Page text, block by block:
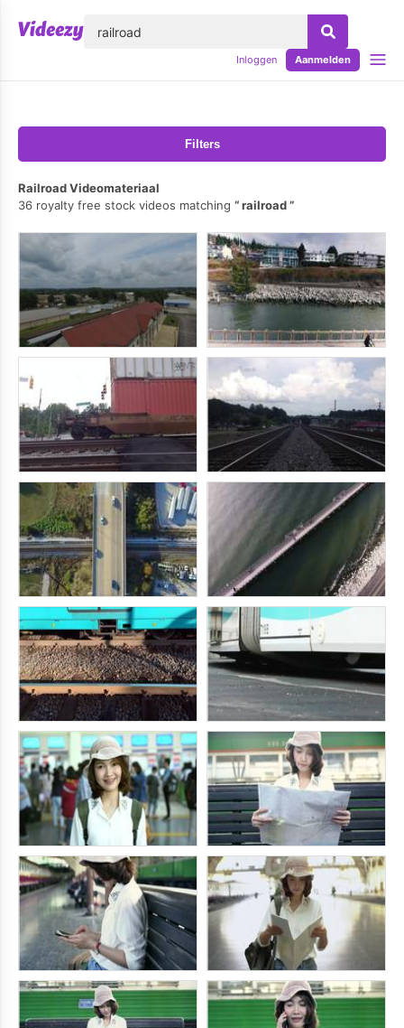
Inloggen Aanmelden
Filters
Railroad Videomateriaal
36 royalty free stock videos matching
railroad